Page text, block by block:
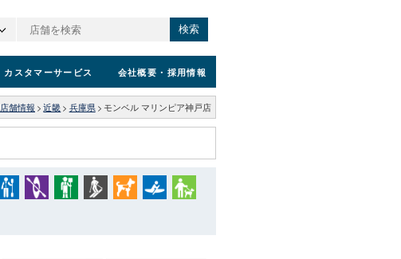
検索
カスタマーサービス 会社概要 ・採用情報
店舗情報 > 近畿 > 兵庫県 > モンベル マリンピア神戸店